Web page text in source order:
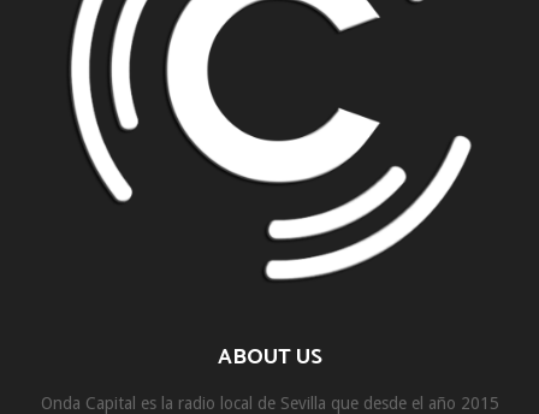
ABOUT US
Onda Capital es la radio local de Sevilla que desde el año 2015